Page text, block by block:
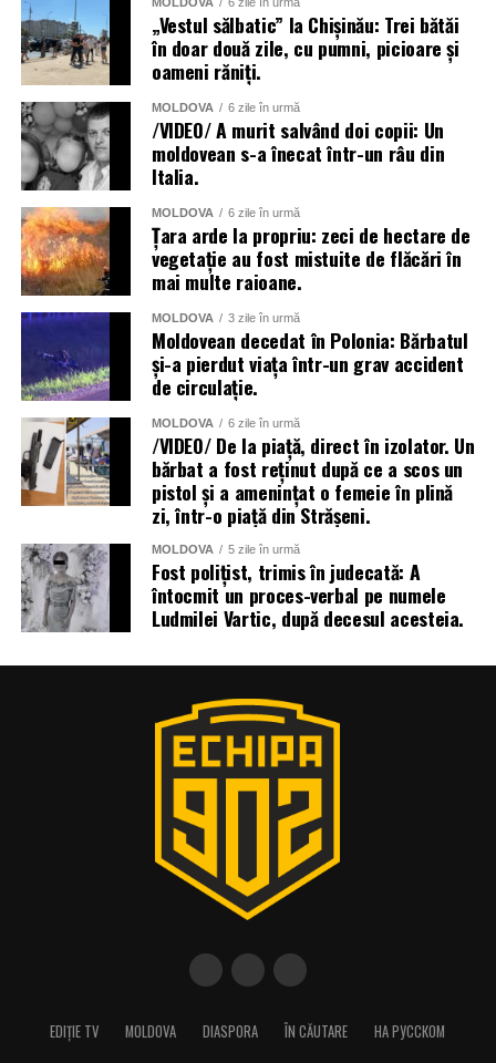
„Vestul sălbatic” la Chișinău: Trei bătăi
în doar două zile, cu pumni, picioare și
oameni răniți.
MOLDOVA 6 zile în urmă
/VIDEO/ A murit salvând doi copii: Un
moldovean s-a înecat într-un râu din
Italia.
MOLDOVA 6 zile în urmă
Țara arde la propriu: zeci de hectare de
vegetație au fost mistuite de flăcări în
mai multe raioane.
MOLDOVA 3 zile în urmă
Moldovean decedat în Polonia: Bărbatul
și-a pierdut viața într-un grav accident
de circulație.
MOLDOVA 6 zile în urmă
/VIDEO/ De la piață, direct în izolator. Un
bărbat a fost reținut după ce a scos un
pistol și a amenințat o femeie în plină
zi, într-o piață din Strășeni.
MOLDOVA 5 zile în urmă
Fost polițist, trimis în judecată: A
întocmit un proces-verbal pe numele
Ludmilei Vartic, după decesul acesteia.
EDIȚIE TV MOLDOVA DIASPORA ÎN CĂUTARE НА РУССКОМ